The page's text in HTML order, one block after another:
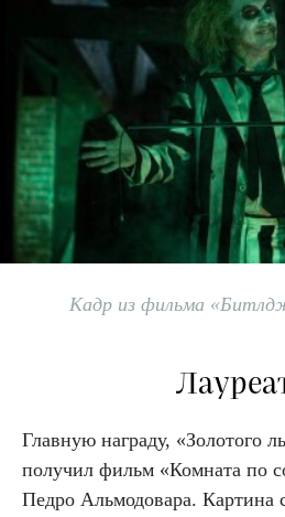
Кадр из фильма
Главную награду, «Золотого
получил фильм «Комната по
Педро Альмодовара. Картина